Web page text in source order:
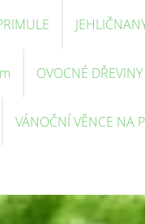
OVOCNÉ DŘEVINY
VÁNOČNÍ VĚNCE NA